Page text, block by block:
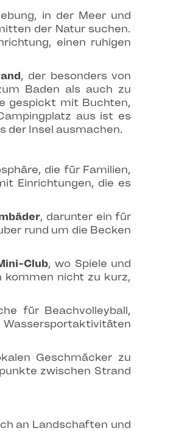
in der Meer und
der Natur suchen.
einen ruhigen
, der besonders von
Baden als auch zu
gespickt mit Buchten,
aus ist es
der Insel ausmachen.
die für Familien,
Einrichtungen, die es
, darunter ein für
rund um die Becken
Club, wo Spiele und
kommen nicht zu kurz,
für Beachvolleyball,
Wassersportaktivitäten
Geschmäcker zu
zwischen Strand
an Landschaften und